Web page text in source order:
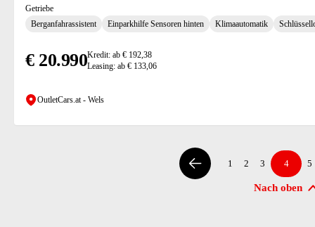
Getriebe
Berganfahrassistent
Einparkhilfe Sensoren hinten Klimaautomatik
€ 20.990Kredit: ab € 192,38
Leasing: ab € 133,06
OutletCars.at - Wels
Nach oben
1 2 3 4 5